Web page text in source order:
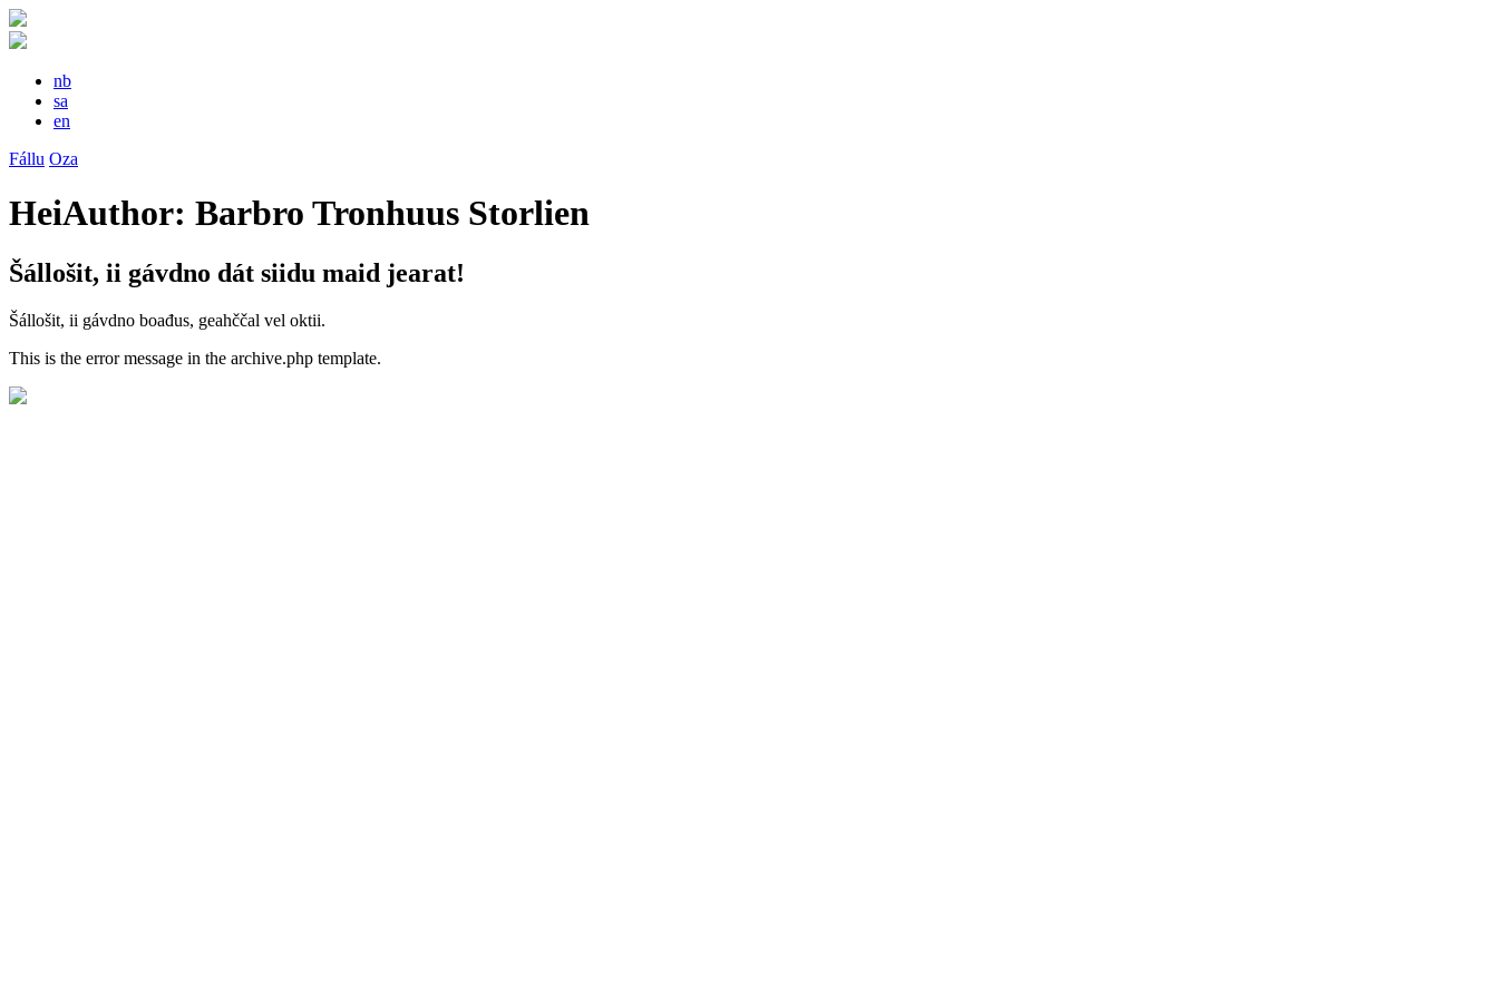
nb
sa
en
Fállu Oza
HeiAuthor: Barbro Tronhuus Storlien
Šállošit, ii gávdno dát siidu maid jearat!
Šállošit, ii gávdno boađus, geahččal vel oktii.
This is the error message in the archive.php template.